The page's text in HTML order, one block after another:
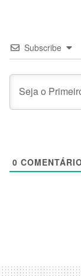
Subscribe
0